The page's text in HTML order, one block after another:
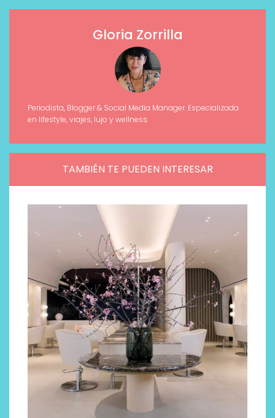
Gloria Zorrilla
Periodista, Blogger & Social Media Manager. Especializada
en lifestyle, viajes, lujo y wellness.
TAMBIÉN TE PUEDEN INTERESAR